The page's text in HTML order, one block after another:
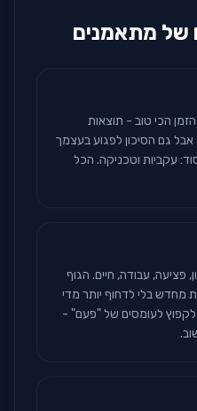
של מתאמנים
הכי טוב - תוצאות
גם הסיכון לפגוע בעצמך
עקביות וטכניקה. הכל
פציעה, עבודה, חיים. הגוף
מחדש בלי לדחוף יותר מדי
לעומסים של "פעם" -